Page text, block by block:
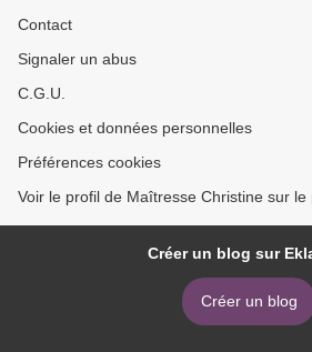
Contact
Signaler un abus
C.G.U.
Cookies et données personnelles
Préférences cookies
Voir le profil de Maîtresse Christine sur le
Créer un blog sur
Créer un blog